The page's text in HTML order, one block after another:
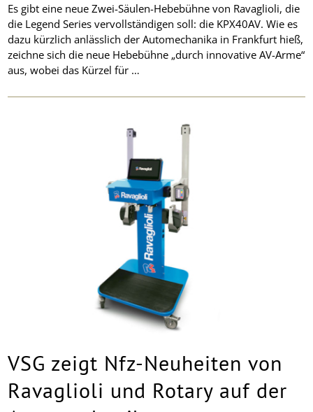
Es gibt eine neue Zwei-Säulen-Hebebühne von Ravaglioli, die
die Legend Series vervollständigen soll: die KPX40AV. Wie es
dazu kürzlich anlässlich der Automechanika in Frankfurt hieß,
zeichne sich die neue Hebebühne „durch innovative AV-Arme“
aus, wobei das Kürzel für …
VSG zeigt Nfz-Neuheiten von
Ravaglioli und Rotary auf der